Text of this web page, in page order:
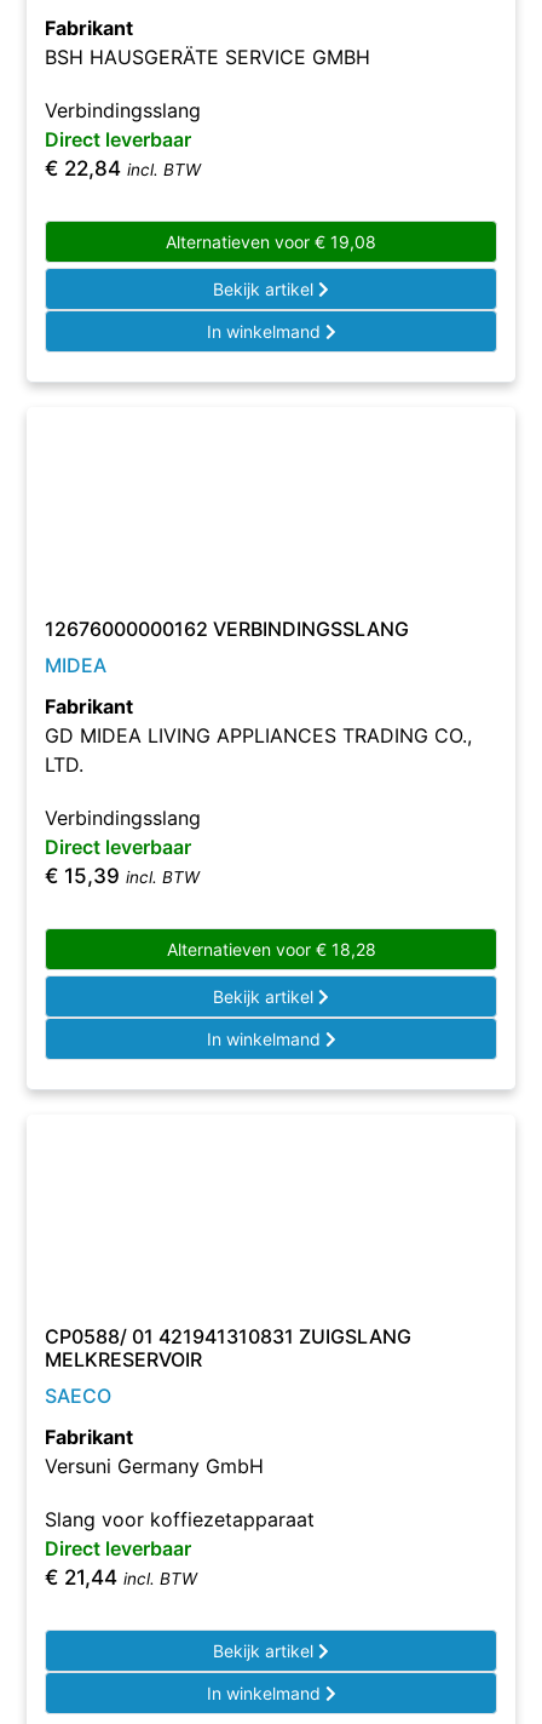
Fabrikant
BSH HAUSGERÄTE SERVICE GMBH
Verbindingsslang
Direct leverbaar
€ 22,84 incl. BTW
Alternatieven voor € 19,08
Bekijk artikel
In winkelmand
12676000000162 VERBINDINGSSLANG
MIDEA
Fabrikant
GD MIDEA LIVING APPLIANCES TRADING CO.,
LTD.
Verbindingsslang
Direct leverbaar
€ 15,39 incl. BTW
Alternatieven voor €18,28
Bekijk artikel
In winkelmand
CP0588/ 01 421941310831 ZUIGSLANG
MELKRESERVOIR
SAECO
Fabrikant
Versuni Germany GmbH
Slang voor koffiezetapparaat
Direct leverbaar
€ 21,44 incl. BTW
Bekijk artikel
In winkelmand